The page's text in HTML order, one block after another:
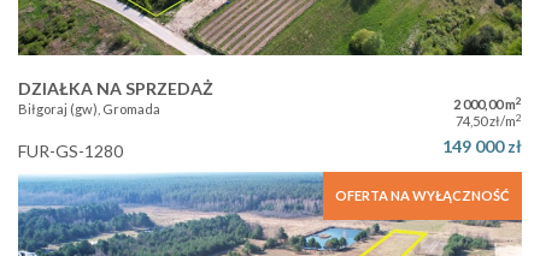
DZIAŁKA NA SPRZEDAŻ
Biłgoraj (gw), Gromada 2 000,00 m2
74,50 zł/m2
FUR-GS-1280 149 000 zł
OFERTA NA WYŁĄCZNOŚĆ